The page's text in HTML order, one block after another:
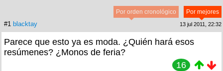
Por mejores
Por orden cronológico
#1 blacktay 13 jul 2011, 22:32
Parece que esto ya es moda. ¿Quién hará esos
resúmenes? ¿Monos de feria?
16